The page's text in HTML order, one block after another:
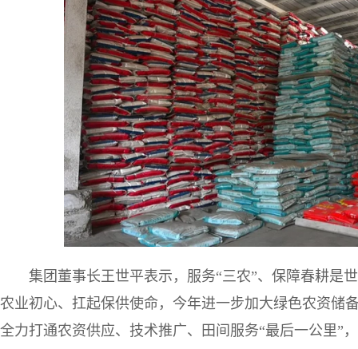
集团董事长王世平表示，服务“三农”、保障春耕是
农业初心、扛起保供使命，今年进一步加大绿色农资储
全力打通农资供应、技术推广、田间服务“最后一公里”